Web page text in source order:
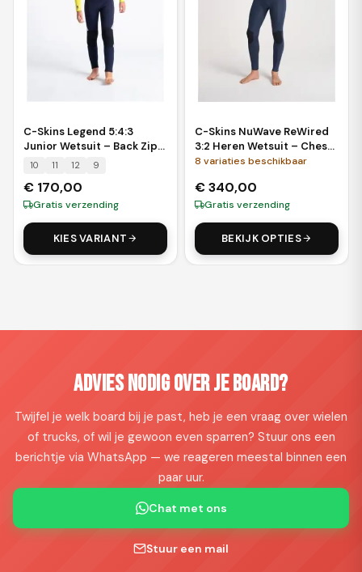
C-Skins Legend 5:4:3
Junior Wetsuit – Back Zip
Steamer (GBS)
10 11 12 9
€ 170,00
Gratis verzending
KIES VARIANT
C-Skins NuWave ReWired
3:2 Heren Wetsuit – Chest
Zip Steamer (GBS)
8 variaties beschikbaar
€340,00
Gratis verzending
BEKIJK OPTIES
Advies nodig over je board?
Twijfel je welk board bij je past, heb je een vraag over wielen
of trucks, of wil je gewoon even sparren? Stuur ons een
berichtje via WhatsApp — we reageren meestal binnen een
paar uur.
Chat met ons
Stuur een mail